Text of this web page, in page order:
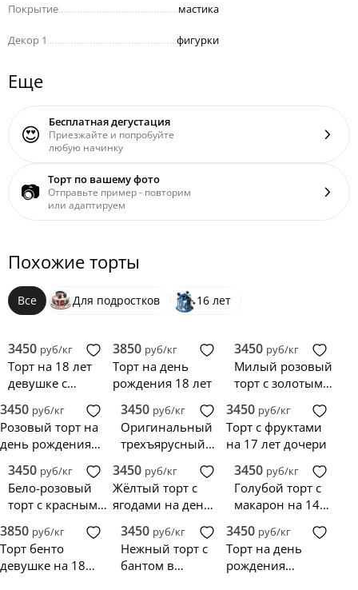
Покрытие мастика
Декор 1 фигурки
Еще
😍 Бесплатная дегустация
Приезжайте и попробуйте
любую начинку
📷 Торт по вашему фото
Отправьте пример - повторим
или адаптируем
Похожие торты
Все Для подростков 16 лет
3450 руб/кг
Торт на 18 лет
девушке с
пончиками
3850 руб/кг
Торт на день
рождения 18 лет
3450 руб/кг
Милый розовый
торт с золотым
3450 руб/кг
Розовый торт на
день рождения
3450 руб/кг
Оригинальный
трехъярусный
3450 руб/кг
Торт с фруктами
на 17 лет дочери
3450 руб/кг
Бело-розовый
торт с красными
3450 руб/кг
Жёлтый торт с
ягодами на день
3450 руб/кг
Голубой торт с
макарон на 14
3850 руб/кг
Торт бенто
девушке на 18
3450 руб/кг
Нежный торт с
бантом в
3450 руб/кг
Торт на день
рождения